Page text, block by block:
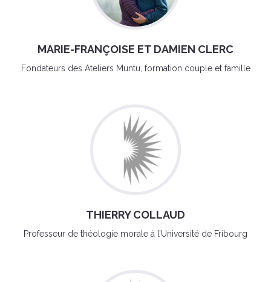
MARIE-FRANÇOISE ET DAMIEN CLERC
Fondateurs des Ateliers Muntu, formation couple et famille
THIERRY COLLAUD
Professeur de théologie morale à l’Université de Fribourg